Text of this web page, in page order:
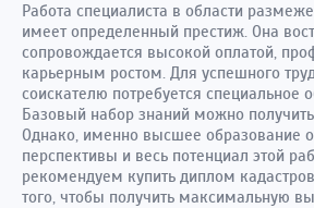
Работа специалиста в области
имеет определенный престиж. Она
сопровождается высокой оплатой,
карьерным ростом. Для успешного
соискателю потребуется специальное
Базовый набор знаний можно
Однако, именно высшее образование
перспективы и весь потенциал этой
рекомендуем купить диплом
того, чтобы получить максимальную